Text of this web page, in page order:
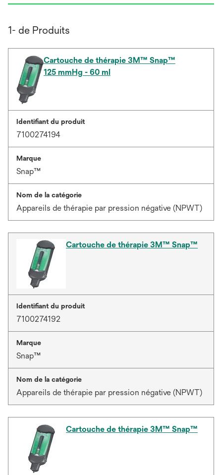
1- de Produits
Cartouche de thérapie 3M™ Snap™
125 mmHg - 60 ml
Identifiant du produit
7100274194
Marque
Snap™
Nom de la catégorie
Appareils de thérapie par pression négative (NPWT)
Cartouche de thérapie 3M™ Snap™
Identifiant du produit
7100274192
Marque
Snap™
Nom de la catégorie
Appareils de thérapie par pression négative (NPWT)
Cartouche de thérapie 3M™ Snap™